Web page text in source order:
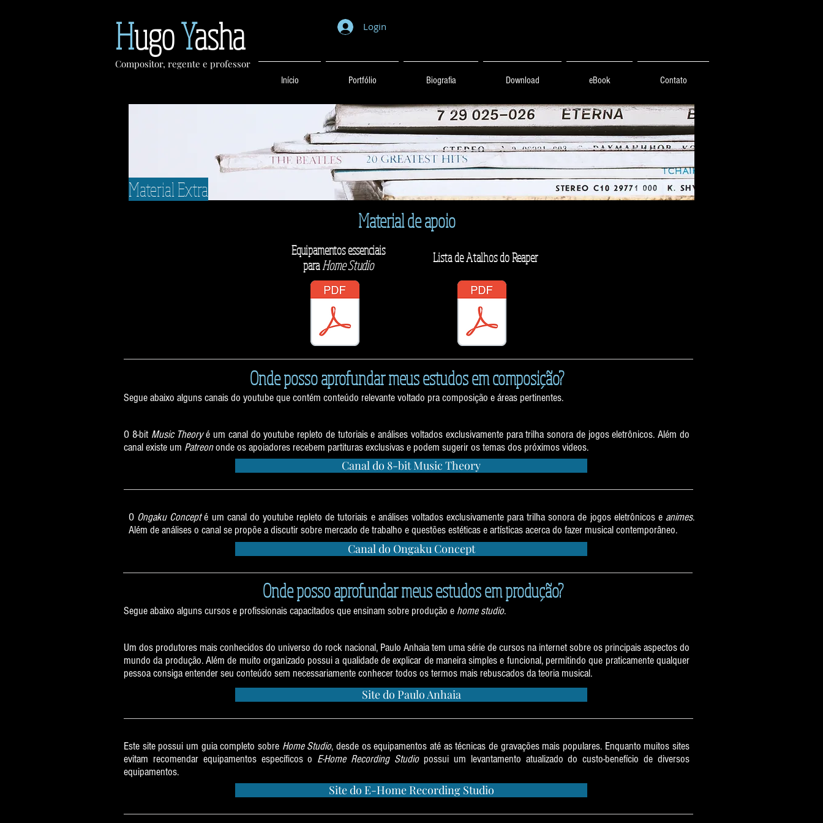
HugoYasha
Compositor, regente e professor
Login
Início Portfólio Biografia Download eBook Contato
Material Extra
Material de apoio
Equipamentos essenciais
paraHome Studio
Lista de Atalhos do Reaper
Onde posso aprofundar meus estudos em composição?
Segue abaixo alguns canais do youtube que contém conteúdo relevante voltado pra composição e áreas pertinentes.
O 8-bit Music Theoryé um canal do youtube repleto de tutoriais e análises voltados exclusivamente para trilha sonora de jogos eletrônicos. Além do
canal existe um Patreononde os apoiadores recebem partituras exclusivas e podem sugerir os temas dos próximos videos.
Canal do 8-bit Music Theory
O Ongaku Concepté um canal do youtube repleto de tutoriais e análises voltados exclusivamente para trilha sonora de jogos eletrônicos e animes.
Além de análises o canal se propõe a discutir sobre mercado de trabalho e questões estéticas e artísticas acerca do fazer musical contemporâneo.
Canal do Ongaku Concept
Segue abaixo alguns cursos e profissionais capacitados que ensinam sobre produção e home studio.
Onde posso aprofundar meus estudos em produção?
Um dos produtores mais conhecidos do universo do rock nacional, Paulo Anhaia tem uma série de cursos na internet sobre os principais aspectos do
mundo da produção. Além de muito organizado possui a qualidade de explicar de maneira simples e funcional, permitindo que praticamente qualquer
pessoa consiga entender seu conteúdo sem necessariamente conhecer todos os termos mais rebuscados da teoria musical.
Site do Paulo Anhaia
Este site possui um guia completo sobre Home Studio, desde os equipamentos até as técnicas de gravações mais populares. Enquanto muitos sites
evitam recomendar equipamentos específicos o E-Home Recording Studio possui um levantamento atualizado do custo-benefício de diversos
equipamentos.
Site do E-Home Recording Studio